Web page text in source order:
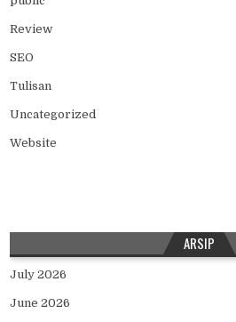
Review
SEO
Tulisan
Uncategorized
Website
ARSIP
July 2026
June 2026